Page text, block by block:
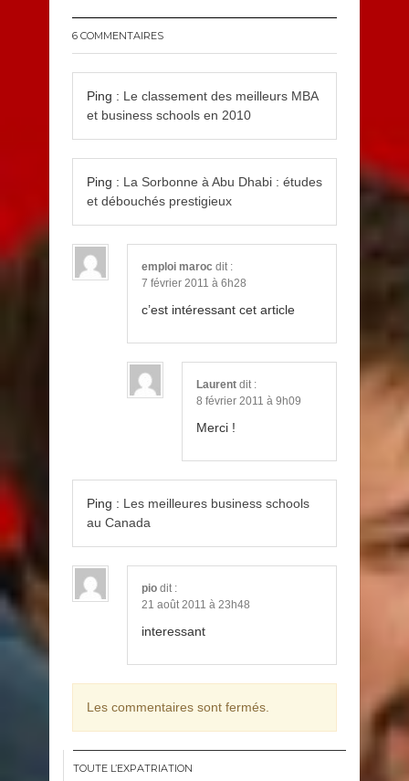
6 COMMENTAIRES
Ping : Le classement des meilleurs MBA
et business schools en 2010
Ping : La Sorbonne à Abu Dhabi : études
et débouchés prestigieux
emploi maroc dit :
7 février 2011 à 6h28
c’est intéressant cet article
Laurent dit :
8 février 2011 à 9h09
Merci !
Ping : Les meilleures business schools
au Canada
pio dit :
21 août 2011 à 23h48
interessant
Les commentaires sont fermés.
TOUTE L’EXPATRIATION